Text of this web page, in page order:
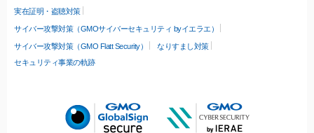
実在証明・盗聴対策
サイバー攻撃対策（GMOサイバーセキュリティ byイエラエ）
サイバー攻撃対策（GMO Flatt Security）
なりすまし対策
セキュリティ事業の軌跡